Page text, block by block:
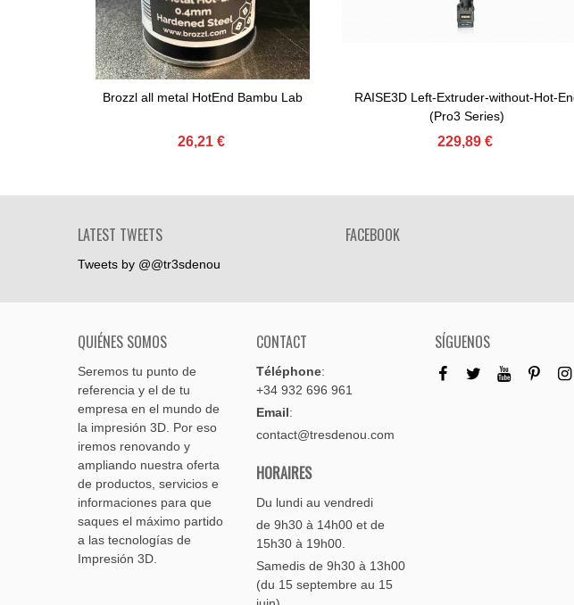
Ajouter Au Panier
Brozzl all metal HotEnd Bambu Lab
26,21 €
Ajouter Au Panier
RAISE3D Left-Extruder-without-Hot-
(Pro3 Series)
229,89 €
LATEST TWEETS
Tweets by @@tr3sdenou
FACEBOOK
QUIÉNES SOMOS
Seremos tu punto de
referencia y el de tu
empresa en el mundo de
la impresión 3D. Por eso
iremos renovando y
ampliando nuestra oferta
de productos, servicios e
informaciones para que
saques el máximo partido
a las tecnologías de
Impresión 3D.
CONTACT
Téléphone:
+34 932 696 961
Email:
contact@tresdenou.com
HORAIRES
Du lundi au vendredi
de 9h30 à 14h00 et de
15h30 à 19h00.
Samedis de 9h30 à 13h00
(du 15 septembre au 15
SÍGUENOS